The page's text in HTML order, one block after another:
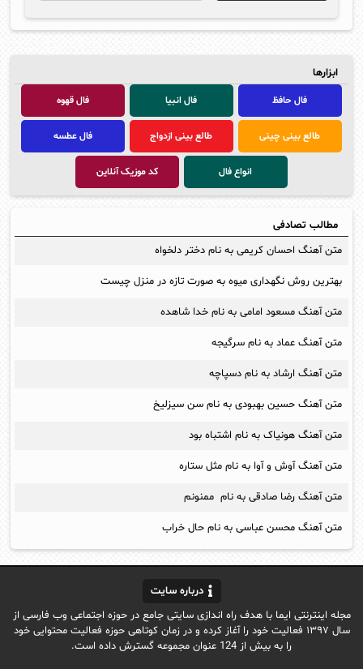
ابزارها
فال حافظ فال انبیا فال قهوه
طالع بینی چینی طالع بینی ازدواج فال عطسه
انواع فال کد موزیک آنلاین
مطالب تصادفی
متن آهنگ احسان کریمی به نام دختر دلخواه
بهترین روش نگهداری میوه به صورت تازه در منزل چیست
متن آهنگ مسعود امامی به نام خدا شاهده
متن آهنگ عماد به نام سرگیجه
متن آهنگ ارشاد به نام دسپاچه
متن آهنگ حسین بهبودی به نام سن سیزلیخ
متن آهنگ هونیاک به نام اشتباه بود
متن آهنگ آوش و آوا به نام مثل ستاره
متن آهنگ رضا صادقی به نام ممنونم
متن آهنگ محسن عباسی به نام حال خراب
درباره سایت
مجله اینترنتی ایما با هدف راه اندازی سایتی جامع در حوزه اجتماعی وب فارسی از
سال ۱۳۹۷ فعالیت خود را آغاز کرده و در زمان کوتاهی حوزه فعالیت محتوایی خود
را به بیش از 124 عنوان مجموعه گسترش داده است.